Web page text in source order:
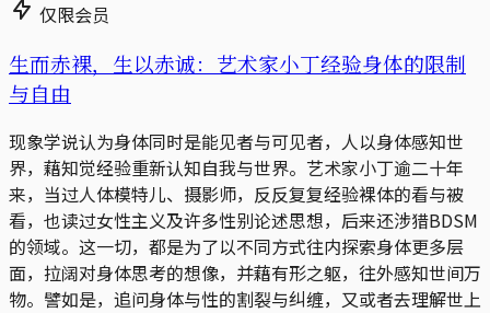
仅限会员
生而赤裸，生以赤诚：艺术家小丁经验身体的限制
与自由
现象学说认为身体同时是能见者与可见者，人以身体感知世
界，藉知觉经验重新认知自我与世界。艺术家小丁逾二十年
来，当过人体模特儿、摄影师，反反复复经验裸体的看与被
看，也读过女性主义及许多性别论述思想，后来还涉猎BDSM
的领域。这一切，都是为了以不同方式往内探索身体更多层
面，拉阔对身体思考的想像，并藉有形之躯，往外感知世间万
物。譬如是，追问身体与性的割裂与纠缠，又或者去理解世上